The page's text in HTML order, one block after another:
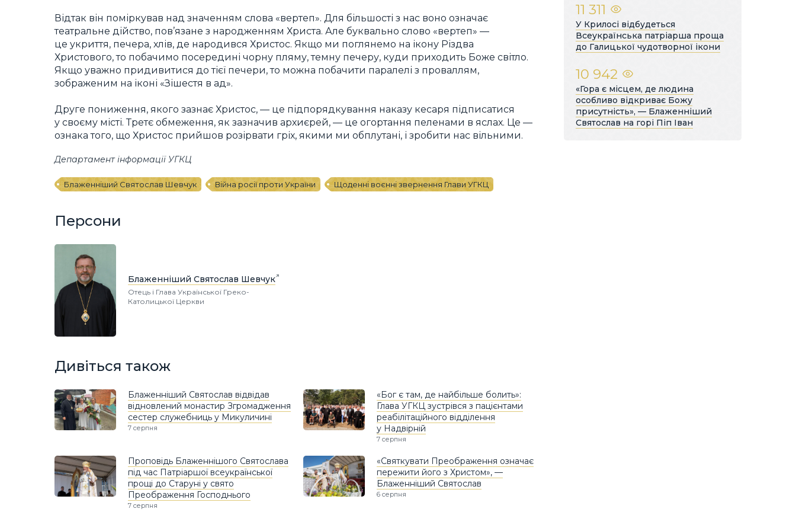
Відтак він поміркував над значенням слова «вертеп». Для більшості з нас воно означає
театральне дійство, пов’язане з народженням Христа. Але буквально слово «вертеп» —
це укриття, печера, хлів, де народився Христос. Якщо ми поглянемо на ікону Різдва
Христового, то побачимо посередині чорну пляму, темну печеру, куди приходить Боже світло.
Якщо уважно придивитися до тієї печери, то можна побачити паралелі з проваллям,
зображеним на іконі «Зішестя в ад».
Друге пониження, якого зазнає Христос, — це підпорядкування наказу кесаря підписатися
у своєму місті. Третє обмеження, як зазначив архиєрей, — це огортання пеленами в яслах. Це —
ознака того, що Христос прийшов розірвати гріх, якими ми обплутані, і зробити нас вільними.
Департамент інформації УГКЦ
Блаженніший Святослав Шевчук Війна росії проти України Щоденні воєнні звернення Глави УГКЦ
Персони
Блаженніший Святослав Шевчук
Отець і Глава Української Греко-
Католицької Церкви
Дивіться також
Блаженніший Святослав відвідав
відновлений монастир Згромадження
сестер служебниць у Микуличині
7 серпня
«Бог є там, де найбільше болить»:
Глава УГКЦ зустрівся з пацієнтами
реабілітаційного відділення
у Надвірній
7 серпня
Проповідь Блаженнішого Святослава
під час Патріаршої всеукраїнської
прощі до Старуні у свято
Преображення Господнього
7 серпня
«Святкувати Преображення означає
пережити його з Христом», —
Блаженніший Святослав
6 серпня
11 311
У Крилосі відбудеться
Всеукраїнська патріарша проща
до Галицької чудотворної ікони
10 942
«Гора є місцем, де людина
особливо відкриває Божу
присутність», — Блаженніший
Святослав на горі Піп Іван